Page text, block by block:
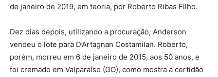
de janeiro de 2019, em teoria, por Roberto Ribas Filho.
Dez dias depois, utilizando a procuração, Anderson
vendeu o lote para D’Artagnan Costamilan. Roberto,
porém, morreu em 6 de janeiro de 2015, aos 50 anos, e
foi cremado em Valparaíso (GO), como mostra a certidão